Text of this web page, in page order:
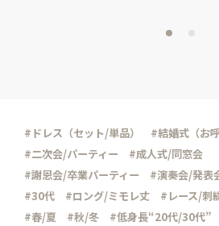
#ドレス（セット/単品）
#結婚式（お呼
#二次会/パーティー
#成人式/同窓会
#謝恩会/卒業パーティー
#演奏会/発表
#30代
#ロング/ミモレ丈 #レース/刺
#春/夏
#秋/冬 #低身長“20代/30代”